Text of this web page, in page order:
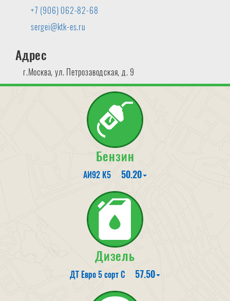
+7 (906) 062-82-68
sergei@ktk-es.ru
Адрес
г.Москва, ул. Петрозаводская, д. 9
Бензин
АИ92 К5 50.20
Дизель
ДТ Евро 5 сорт С 57.50